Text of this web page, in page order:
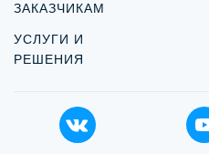
ЗАКАЗЧИКАМ
УСЛУГИ И
РЕШЕНИЯ